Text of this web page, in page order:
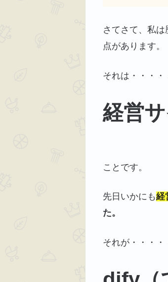
さてさて、私は
点があります。
それは・・・・
経営
ことです。
先日いかにも経
た。
それが・・・・